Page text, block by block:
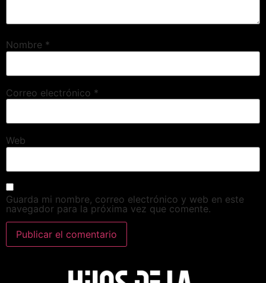
Nombre *
Correo electrónico *
Web
Guarda mi nombre, correo electrónico y web en este
navegador para la próxima vez que comente.